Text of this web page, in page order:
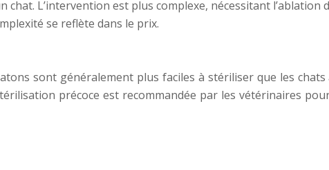
L’intervention est plus complexe, nécessitant l’ablation
se reflète dans le prix.
sont généralement plus faciles à stériliser que les
précoce est recommandée par les vétérinaires